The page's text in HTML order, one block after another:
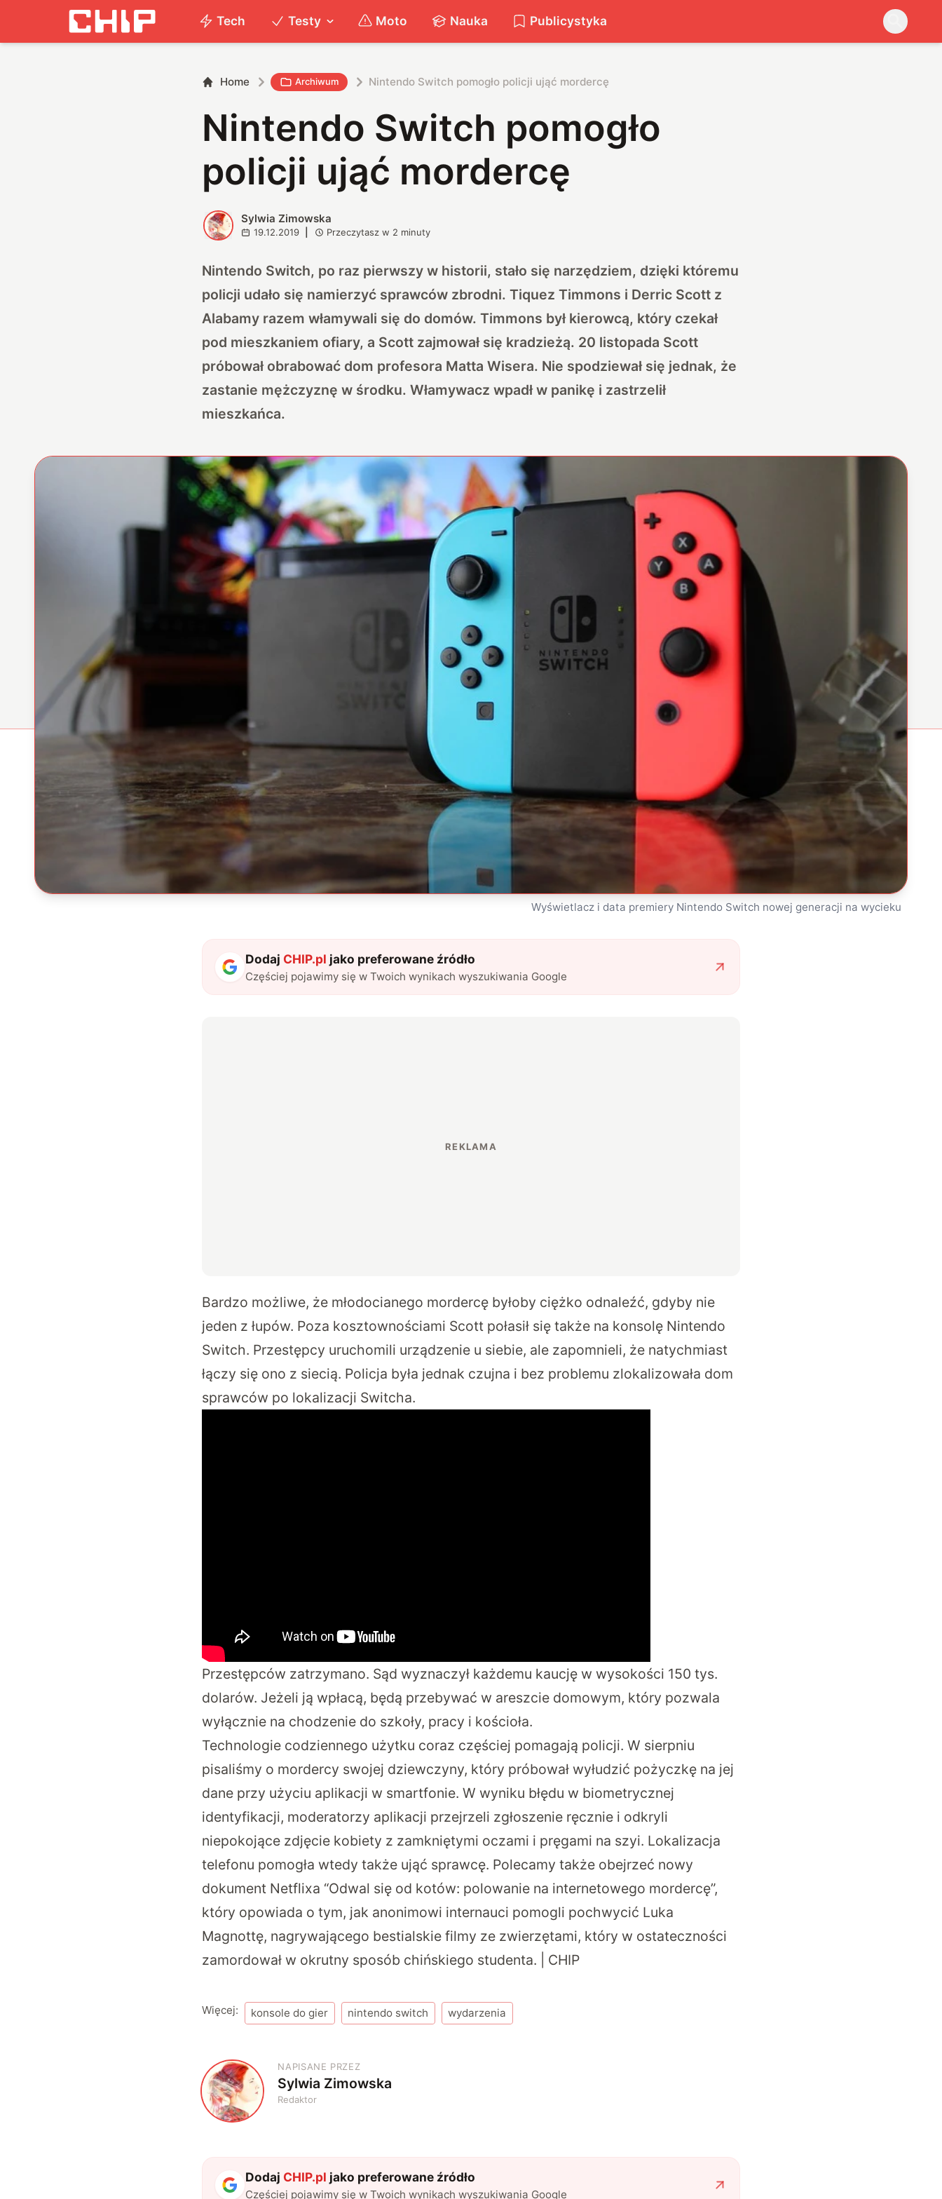
Tech Testy Moto Nauka Publicystyka
Home Archiwum Nintendo Switch pomogło policji ująć mordercę
Nintendo Switch pomogło
policji ująć mordercę
S Sylwia Zimowska
19.12.2019 Przeczytasz w 2 minuty
Nintendo Switch, po raz pierwszy w historii, stało się narzędziem, dzięki któremu
policji udało się namierzyć sprawców zbrodni. Tiquez Timmons i Derric Scott z
Alabamy razem włamywali się do domów. Timmons był kierowcą, który czekał
pod mieszkaniem ofiary, a Scott zajmował się kradzieżą. 20 listopada Scott
próbował obrabować dom profesora Matta Wisera. Nie spodziewał się jednak, że
zastanie mężczyznę w środku. Włamywacz wpadł w panikę i zastrzelił
mieszkańca.
Wyświetlacz i data premiery Nintendo Switch nowej generacji na wycieku
Dodaj CHIP.pl jako preferowane źródło
Częściej pojawimy się w Twoich wynikach wyszukiwania Google
Bardzo możliwe, że młodocianego mordercę byłoby ciężko odnaleźć, gdyby nie
jeden z łupów. Poza kosztownościami Scott połasił się także na konsolę Nintendo
Switch. Przestępcy uruchomili urządzenie u siebie, ale zapomnieli, że natychmiast
łączy się ono z siecią. Policja była jednak czujna i bez problemu zlokalizowała dom
sprawców po lokalizacji Switcha.
Przestępców zatrzymano. Sąd wyznaczył każdemu kaucję w wysokości 150 tys.
dolarów. Jeżeli ją wpłacą, będą przebywać w areszcie domowym, który pozwala
wyłącznie na chodzenie do szkoły, pracy i kościoła.
Technologie codziennego użytku coraz częściej pomagają policji. W sierpniu
pisaliśmy o mordercy swojej dziewczyny, który próbował wyłudzić pożyczkę na jej
dane przy użyciu aplikacji w smartfonie. W wyniku błędu w biometrycznej
identyfikacji, moderatorzy aplikacji przejrzeli zgłoszenie ręcznie i odkryli
niepokojące zdjęcie kobiety z zamkniętymi oczami i pręgami na szyi. Lokalizacja
telefonu pomogła wtedy także ująć sprawcę. Polecamy także obejrzeć nowy
dokument Netflixa “Odwal się od kotów: polowanie na internetowego mordercę”,
który opowiada o tym, jak anonimowi internauci pomogli pochwycić Luka
Magnottę, nagrywającego bestialskie filmy ze zwierzętami, który w ostateczności
zamordował w okrutny sposób chińskiego studenta. | CHIP
Więcej: konsole do gier nintendo switch wydarzenia
S
NAPISANE PRZEZ
Sylwia Zimowska
Redaktor
Dodaj CHIP.pl jako preferowane źródło
Częściej pojawimy się w Twoich wynikach wyszukiwania Google